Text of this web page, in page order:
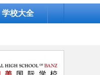
学校大全